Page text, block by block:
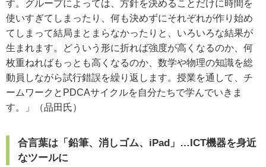
す。グループによっては、方針を決めることだけに時間を
使いすぎてしまったり、何も決めずにそれぞれが作り始め
てしまって結局まとまらなかったりと、いろいろな結果が
生まれます。どういう形に折れば強度が高くなるのか、何
枚重ねればもっとも高くなるのか、数学や物理の知識を総
動員しながら試行錯誤を繰り返します。授業を通して、チ
ームワークとPDCAサイクルを自分たちで学んでいきま
す。」（品田氏）
合言葉は「鉛筆、消しゴム、iPad」…ICT機器を身近
なツールに